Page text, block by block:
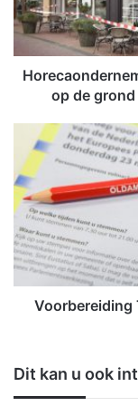
o
n
d
e
r
s
n
a
‘
L
op de grond
o
r
b
e
r
e
i
T
w
Voorbereiding
Dit kan u ook